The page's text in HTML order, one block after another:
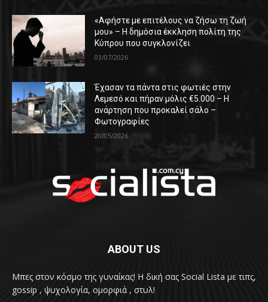
«Αφήστε με επιτέλους να ζήσω τη ζωή
μου» – Η δημόσια έκκληση πολίτη της
Κύπρου που συγκλονίζει
03/07/2026
Έχασαν τα πάντα στις φωτιές στην
Λεμεσό και πήραν μόλις €5.000 – Η
ανάρτηση που προκαλεί σάλο –
Φωτογραφίες
20/05/2026
ABOUT US
Μπες στον κόσμο της γυναίκας! H δική σας Social Lista με τιπς,
gossip , ψυχολογία, ομορφιά , στυλ!